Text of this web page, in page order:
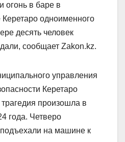
огонь в баре в
Керетаро одноименного
десять человек
сообщает Zakon.kz.
управления
Керетаро
произошла в
года. Четверо
на машине к